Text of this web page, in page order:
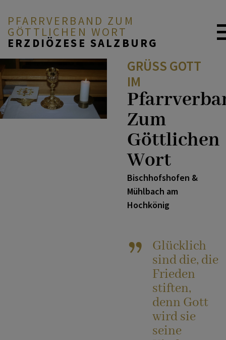
PFARRVERBAND ZUM
GÖTTLICHEN WORT
ERZDIÖZESE SALZBURG
GRÜSS GOTT I
M
Zum
Göttlichen
Wort
Bischhofshofen &
Mühlbach am
Hochkönig
Glücklich
sind die, die
Frieden
stiften,
denn Gott
wird sie
seine